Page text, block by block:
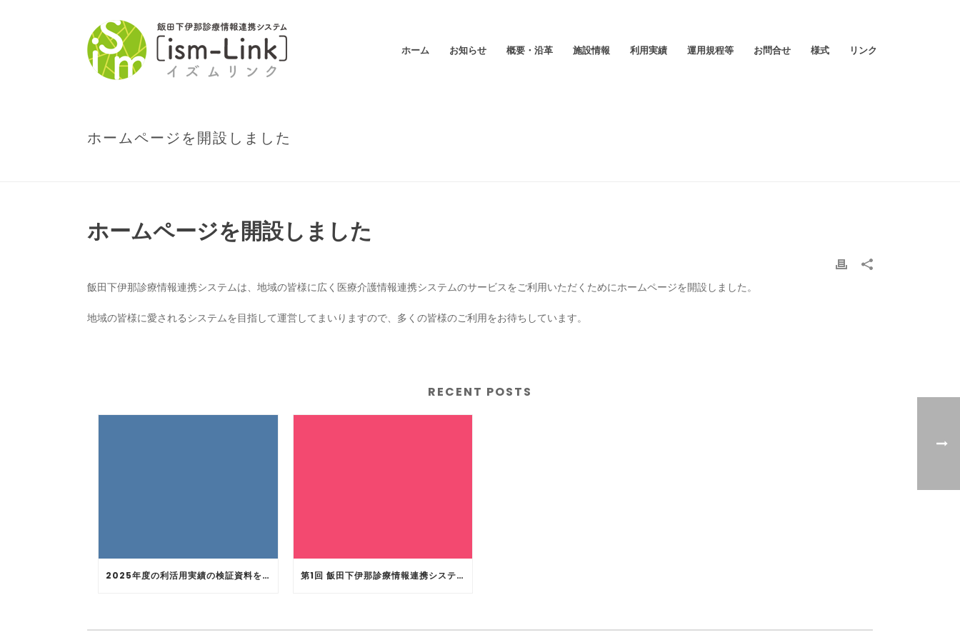
ホーム お知らせ 概要・沿革 施設情報 利用実績 運用規程等 お問合せ 様式 リンク
ホームページを開設しました
ホームページを開設しました
飯田下伊那診療情報連携システムは、地域の皆様に広く医療介護情報連携システムのサービスをご利用いただくためにホームページを開設しました。
地域の皆様に愛されるシステムを目指して運営してまいりますので、多くの皆様のご利用をお待ちしています。
RECENT POSTS
2025年度の利活用実績の検証資料を公開しました 第1回 飯田下伊那診療情報連携システム［ISM-LINK］研究会・第14回全国ID-LINK研究会 IN 飯田を開催します